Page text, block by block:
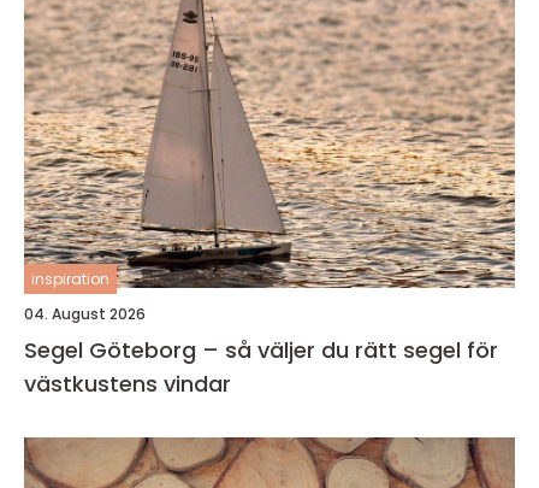
inspiration
04. August 2026
Segel Göteborg – så väljer du rätt segel för
västkustens vindar